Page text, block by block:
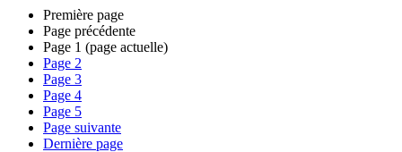
Première page
Page précédente
Page 1 (page actuelle)
Page 2
Page 3
Page 4
Page 5
Page suivante
Dernière page